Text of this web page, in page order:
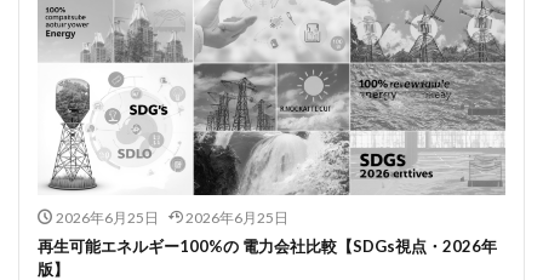
2026年6月25日 2026年6月25日
再生可能エネルギー100%の 電力会社比較【SDGs視点・2026年
版】